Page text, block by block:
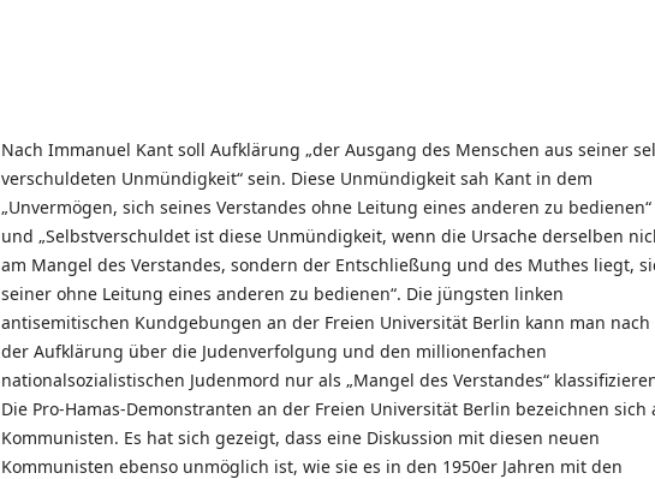
Nach Immanuel Kant soll Aufklärung „der Ausgang des Menschen aus seiner
verschuldeten Unmündigkeit“ sein. Diese Unmündigkeit sah Kant in dem
„Unvermögen, sich seines Verstandes ohne Leitung eines anderen zu bedienen“
und „Selbstverschuldet ist diese Unmündigkeit, wenn die Ursache derselben
am Mangel des Verstandes, sondern der Entschließung und des Muthes liegt,
seiner ohne Leitung eines anderen zu bedienen“. Die jüngsten linken
antisemitischen Kundgebungen an der Freien Universität Berlin kann man nach
der Aufklärung über die Judenverfolgung und den millionenfachen
nationalsozialistischen Judenmord nur als „Mangel des Verstandes“
Die Pro-Hamas-Demonstranten an der Freien Universität Berlin bezeichnen sich
Kommunisten. Es hat sich gezeigt, dass eine Diskussion mit diesen neuen
Kommunisten ebenso unmöglich ist, wie sie es in den 1950er Jahren mit den